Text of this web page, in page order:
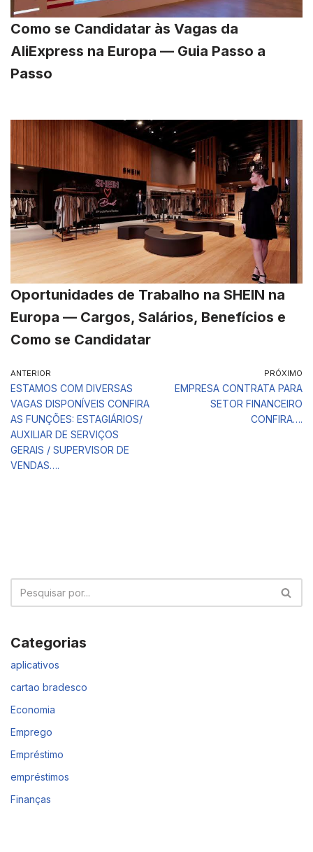
Como se Candidatar às Vagas da
AliExpress na Europa — Guia Passo a
Passo
Oportunidades de Trabalho na SHEIN na
Europa — Cargos, Salários, Benefícios e
Como se Candidatar
ANTERIOR
ESTAMOS COM DIVERSAS
VAGAS DISPONÍVEIS CONFIRA
AS FUNÇÕES: ESTAGIÁRIOS/
AUXILIAR DE SERVIÇOS
GERAIS / SUPERVISOR DE
VENDAS….
PRÓXIMO
EMPRESA CONTRATA PARA
SETOR FINANCEIRO
CONFIRA….
Categorias
aplicativos
cartao bradesco
Economia
Emprego
Empréstimo
empréstimos
Finanças